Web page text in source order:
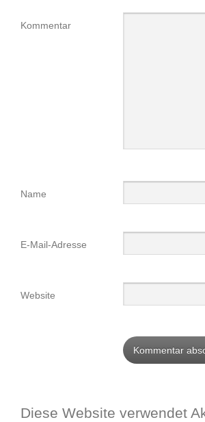
Kommentar
Name
E-Mail-Adresse
Website
Diese Website verwendet